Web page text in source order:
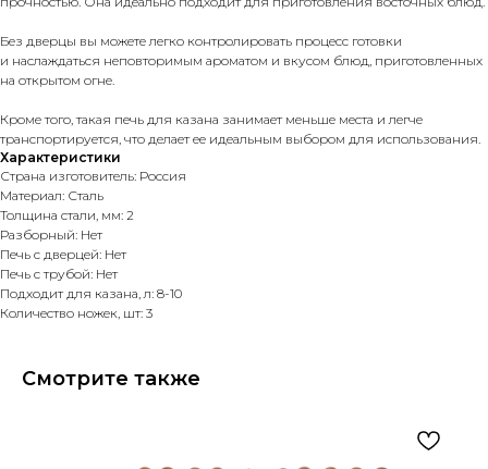
Без дверцы вы можете легко контролировать процесс готовки
и наслаждаться неповторимым ароматом и вкусом блюд, приготовленных
на открытом огне.
Кроме того, такая печь для казана занимает меньше места и легче
транспортируется, что делает ее идеальным выбором для использования.
Характеристики
Страна изготовитель: Россия
Материал: Сталь
Толщина стали, мм: 2
Разборный: Нет
Печь с дверцей: Нет
Печь с трубой: Нет
Подходит для казана, л: 8-10
Количество ножек, шт: 3
Смотрите также